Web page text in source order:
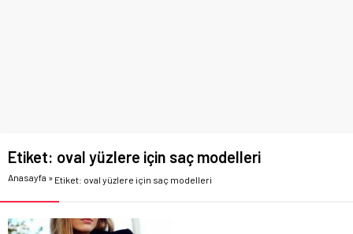
Etiket: oval yüzlere için saç modelleri
Anasayfa » Etiket: oval yüzlere için saç modelleri